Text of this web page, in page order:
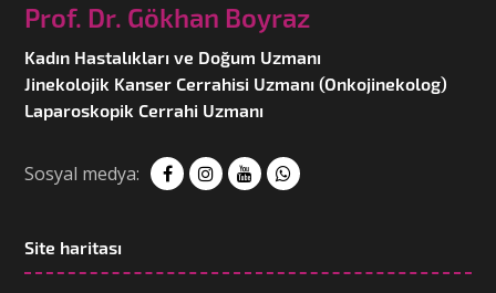
Prof. Dr. Gökhan Boyraz
Kadın Hastalıkları ve Doğum Uzmanı
Jinekolojik Kanser Cerrahisi Uzmanı (Onkojinekolog)
Laparoskopik Cerrahi Uzmanı
Sosyal medya:
Site haritası